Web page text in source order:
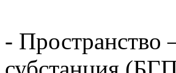
- Пространство